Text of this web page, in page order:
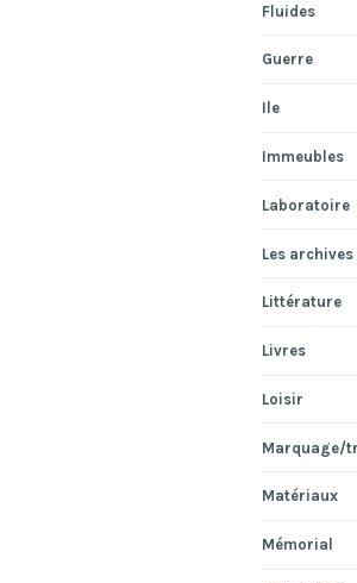
Fluides
Guerre
Ile
Immeubles
Laboratoire
Les archives
Littérature
Livres
Loisir
Marquage/
Matériaux
Mémorial